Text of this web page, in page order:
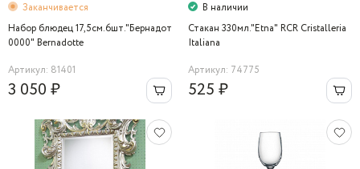
Заканчивается
Набор блюдец 17,5см.6шт."Бернадот
0000" Bernadotte
Артикул: 81401
3 050 ₽
В наличии
Стакан 330мл."Etna" RCR Cristalleria
Italiana
Артикул: 74775
525 ₽